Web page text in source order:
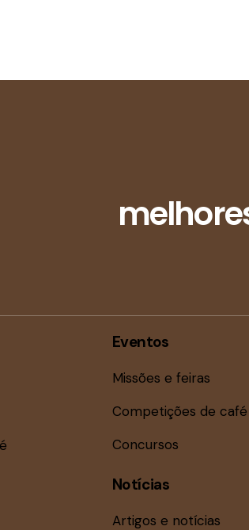
Eventos
Missões e feiras
Competições de café
Concursos
Notícias
Artigos e notícias